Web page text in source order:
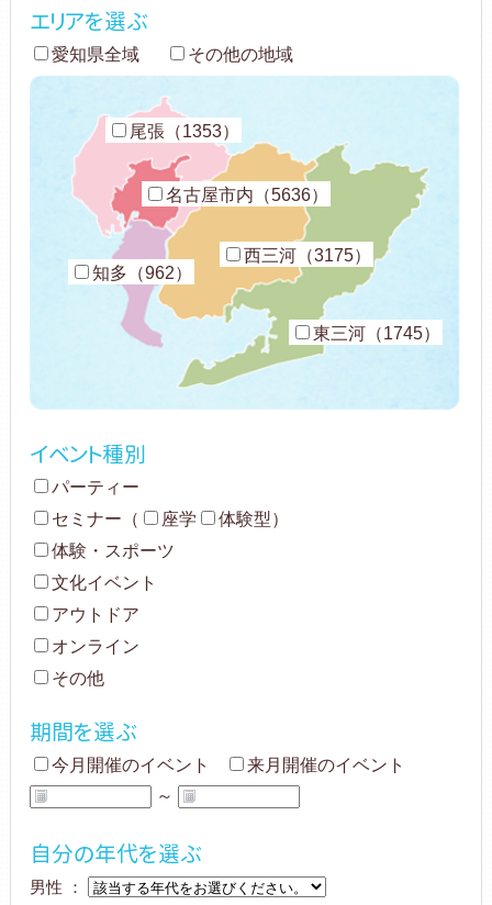
エリアを選ぶ
愛知県全域 その他の地域
名古屋市内（5636）
尾張（1353）
知多（962）
西三河（3175）
東三河（1745）
イベント種別
パーティー
セミナー （ 座学 体験型）
体験・スポーツ
文化イベント
アウトドア
オンライン
その他
期間を選ぶ
今月開催のイベント
来月開催のイベント
～
自分の年代を選ぶ
男性 ：